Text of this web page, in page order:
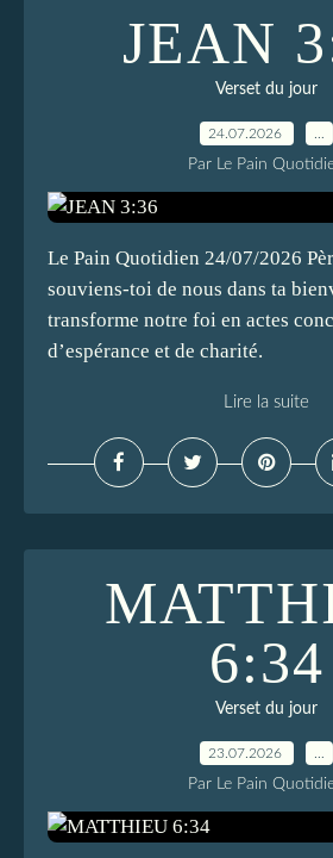
JEAN
Verset du jour
24.07.2026
Par Le Pain
Le Pain Quotidien 24/07/2026
souviens-toi de nous dans ta
transforme notre foi en actes
d’espérance et de charité.
Lire la suite
6:34
Verset du jour
23.07.2026
Par Le Pain